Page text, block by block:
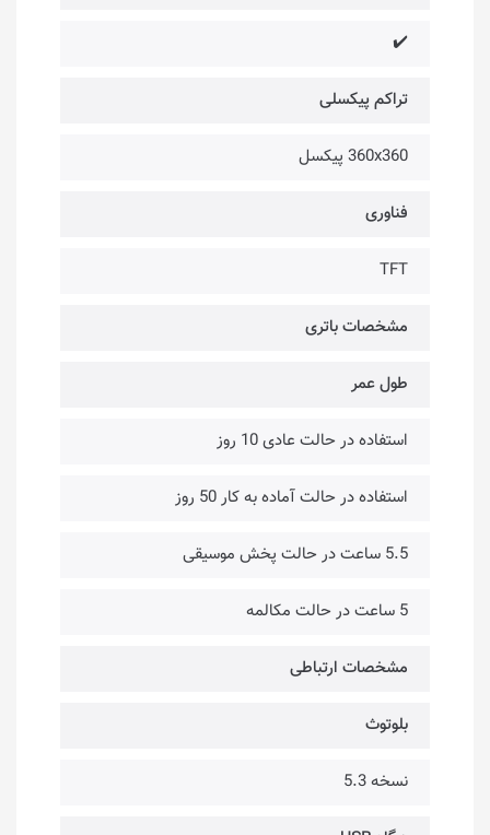
✔️
تراکم پیکسلی
360x360 پیکسل
فناوری
TFT
مشخصات باتری
طول عمر
استفاده در حالت عادی 10 روز
استفاده در حالت آماده به کار 50 روز
5.5 ساعت در حالت پخش موسیقی
5 ساعت در حالت مکالمه
مشخصات ارتباطی
بلوتوث
نسخه 5.3